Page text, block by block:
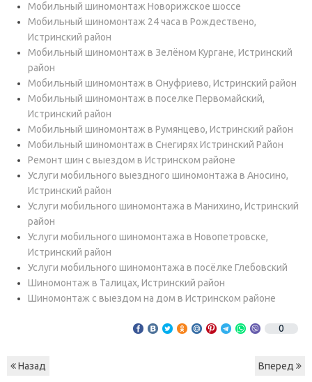
Мобильный шиномонтаж Новорижское шоссе
Мобильный шиномонтаж 24 часа в Рождествено,
Истринский район
Мобильный шиномонтаж в Зелёном Кургане, Истринский
район
Мобильный шиномонтаж в Онуфриево, Истринский район
Мобильный шиномонтаж в поселке Первомайский,
Истринский район
Мобильный шиномонтаж в Румянцево, Истринский район
Мобильный шиномонтаж в Снегирях Истринский Район
Ремонт шин с выездом в Истринском районе
Услуги мобильного выездного шиномонтажа в Аносино,
Истринский район
Услуги мобильного шиномонтажа в Манихино, Истринский
район
Услуги мобильного шиномонтажа в Новопетровске,
Истринский район
Услуги мобильного шиномонтажа в посёлке Глебовский
Шиномонтаж в Талицах, Истринский район
Шиномонтаж с выездом на дом в Истринском районе
0
Назад Вперед